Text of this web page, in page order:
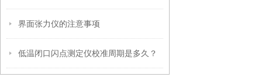
界面张力仪的注意事项
低温闭口闪点测定仪校准周期是多久？